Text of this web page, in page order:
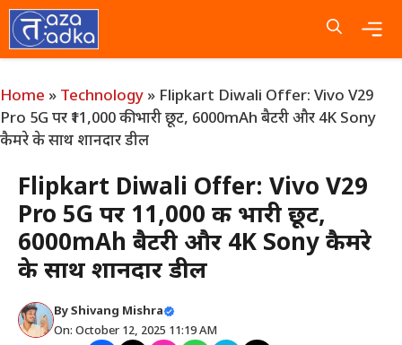
Skip
to
content
Home » Technology » Flipkart Diwali Offer: Vivo V29
Pro 5G पर ₹11,000 की भारी छूट, 6000mAh बैटरी और 4K Sony
कैमरे के साथ शानदार डील
Flipkart Diwali Offer: Vivo V29
Pro 5G पर ₹11,000 की भारी छूट,
6000mAh बैटरी और 4K Sony कैमरे
के साथ शानदार डील
ByShivang Mishra
On: October 12, 2025 11:19 AM